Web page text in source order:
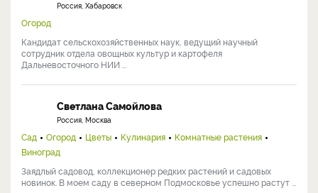
Россия, Хабаровск
Огород
Кандидат сельскохозяйственных наук, ведущий научный
сотрудник отдела овощных культур и картофеля
Дальневосточного НИИ ...
Светлана Самойлова
Россия, Москва
Сад Огород Цветы Кулинария
Комнатные растения
Виноград
Заядлый садовод, коллекционер редких растений и садовых
новинок. В моем саду в северном Подмосковье успешно растут ...